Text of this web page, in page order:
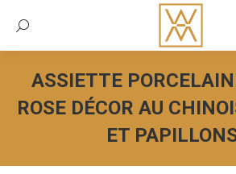
Recherche:
ASSIETTE
ROSE DÉCOR AU
ET
Vous